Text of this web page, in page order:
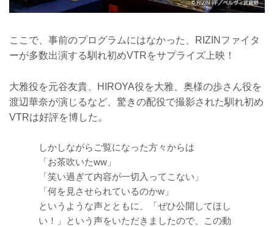
ここで、事前のプログラムにはなかった、RIZINファイタ
ーが多数出演する馴れ初めVTRをサプライズ上映！
大雅役を元谷友貴、HIROYA役を大雅、奥様の歩さん役を
渡辺華奈が演じるなど、驚きの配役で撮影された馴れ初め
VTRは好評を博した。
しかしながらご覧になった方々からは
「お茶吹いたww」
「笑い過ぎて内容が一切入ってこない」
「何を見させられているのかw」
というような声とともに、「ぜひ公開してほし
い！」という声をいただきましたので、この動